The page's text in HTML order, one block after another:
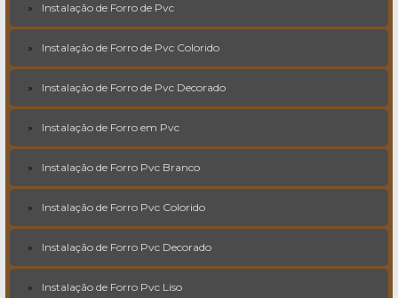
Instalação de Forro de Pvc
Instalação de Forro de Pvc Colorido
Instalação de Forro de Pvc Decorado
Instalação de Forro em Pvc
Instalação de Forro Pvc Branco
Instalação de Forro Pvc Colorido
Instalação de Forro Pvc Decorado
Instalação de Forro Pvc Liso